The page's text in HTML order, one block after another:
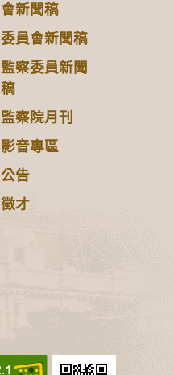
會新聞稿
委員會新聞稿
監察委員新聞
稿
監察院月刊
影音專區
公告
徵才